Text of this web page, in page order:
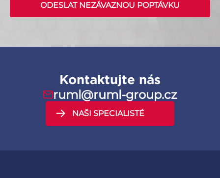
ODESLAT NEZÁVAZNOU POPTÁVKU
Kontaktujte nás
ruml@ruml-group.cz
NAŠI SPECIALISTÉ